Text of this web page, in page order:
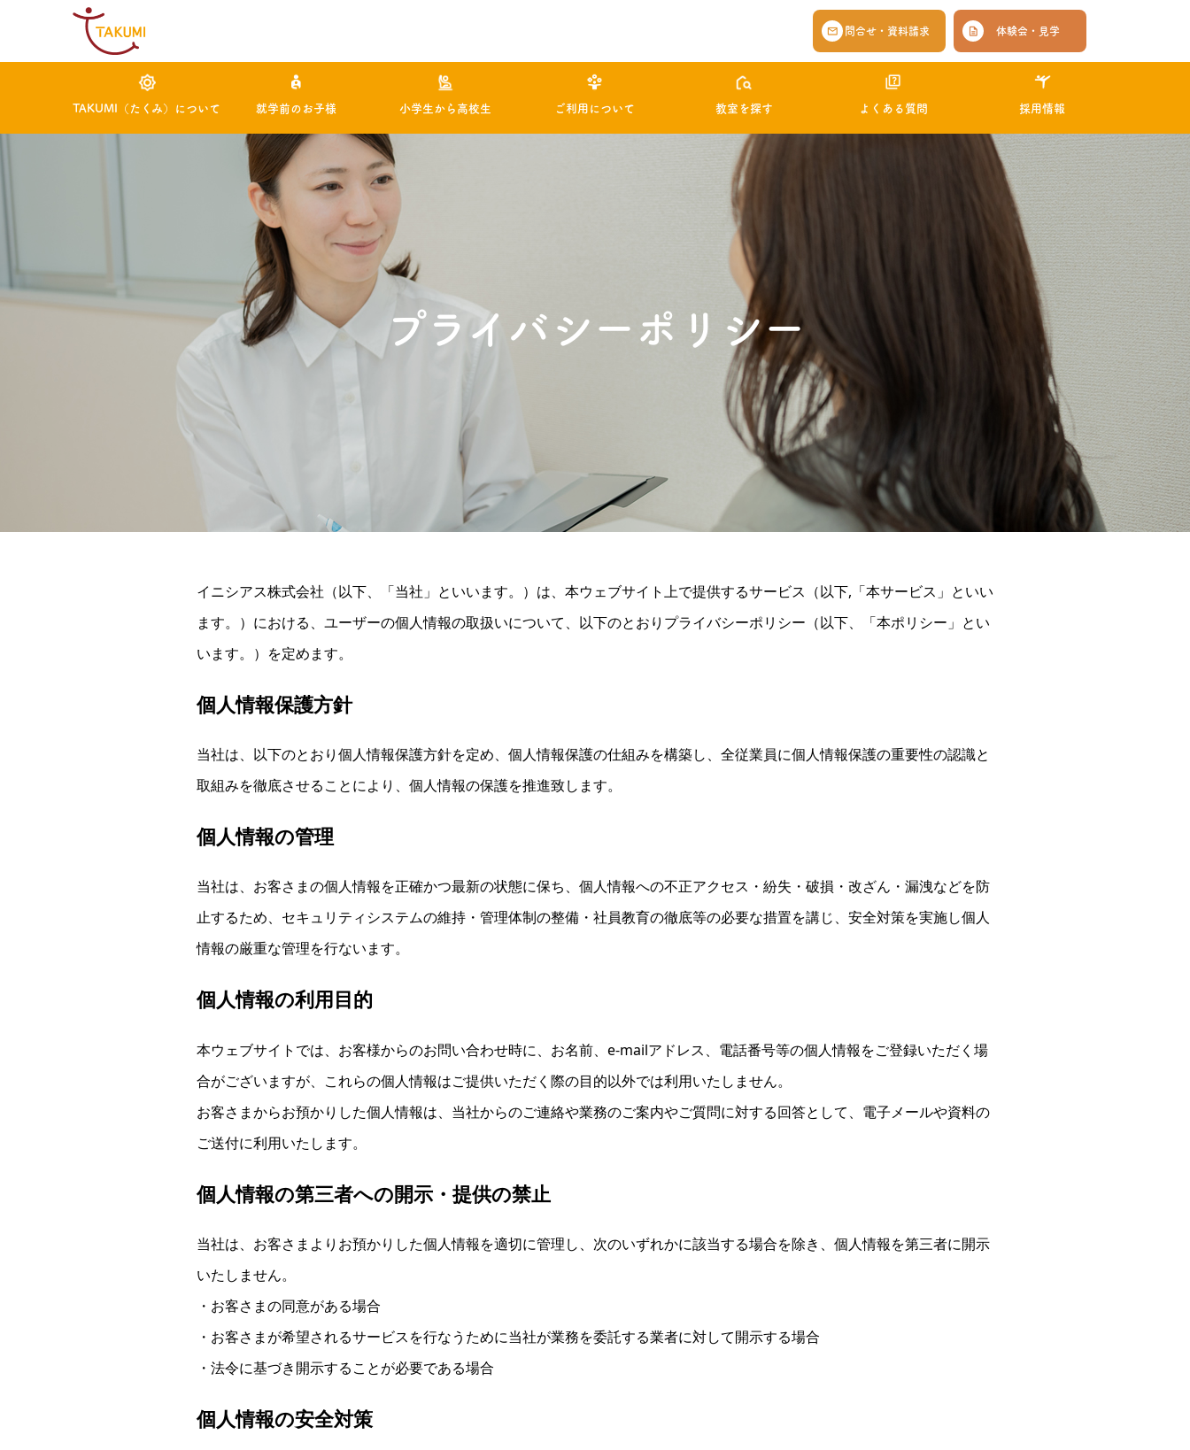
問合せ・資料請求 体験会・見学
TAKUMI（たくみ）について 就学前のお子様 小学生から高校生 ご利用について 教室を探す よくある質問 採用情報
プライバシーポリシー
イニシアス株式会社（以下、「当社」といいます。）は、本ウェブサイト上で提供するサービス（以下,「本サービス」といい
ます。）における、ユーザーの個人情報の取扱いについて、以下のとおりプライバシーポリシー（以下、「本ポリシー」とい
います。）を定めます。
個人情報保護方針
当社は、以下のとおり個人情報保護方針を定め、個人情報保護の仕組みを構築し、全従業員に個人情報保護の重要性の認識と
取組みを徹底させることにより、個人情報の保護を推進致します。
個人情報の管理
当社は、お客さまの個人情報を正確かつ最新の状態に保ち、個人情報への不正アクセス・紛失・破損・改ざん・漏洩などを防
止するため、セキュリティシステムの維持・管理体制の整備・社員教育の徹底等の必要な措置を講じ、安全対策を実施し個人
情報の厳重な管理を行ないます。
個人情報の利用目的
本ウェブサイトでは、お客様からのお問い合わせ時に、お名前、e-mailアドレス、電話番号等の個人情報をご登録いただく場
合がございますが、これらの個人情報はご提供いただく際の目的以外では利用いたしません。
お客さまからお預かりした個人情報は、当社からのご連絡や業務のご案内やご質問に対する回答として、電子メールや資料の
ご送付に利用いたします。
個人情報の第三者への開示・提供の禁止
当社は、お客さまよりお預かりした個人情報を適切に管理し、次のいずれかに該当する場合を除き、個人情報を第三者に開示
いたしません。
・お客さまの同意がある場合
・お客さまが希望されるサービスを行なうために当社が業務を委託する業者に対して開示する場合
・法令に基づき開示することが必要である場合
個人情報の安全対策